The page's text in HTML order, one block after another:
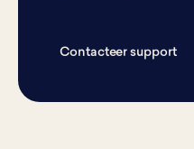
Contacteer support